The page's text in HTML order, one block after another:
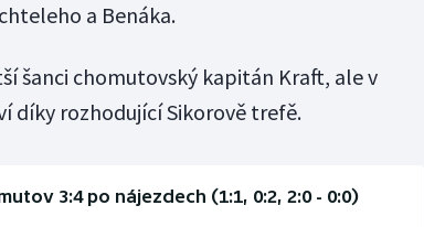
a Benáka.
šanci chomutovský kapitán Kraft, ale v
díky rozhodující Sikorově trefě.
3:4 po nájezdech (1:1, 0:2, 2:0 - 0:0)